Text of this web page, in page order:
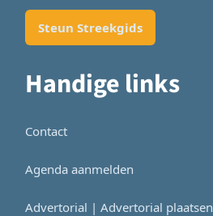
Steun Streekgids
Handige links
Contact
Agenda aanmelden
Advertorial | Advertorial plaatsen